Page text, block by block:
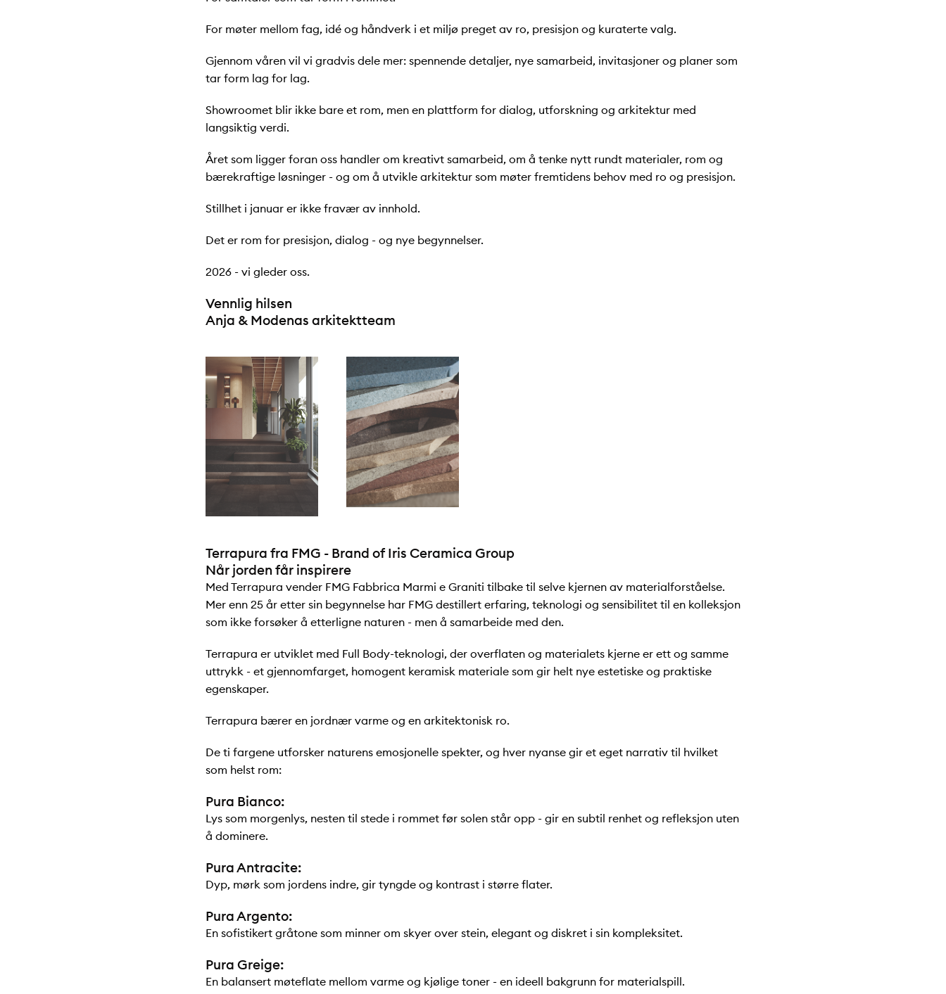
For møter mellom fag, idé og håndverk i et miljø preget av ro, presisjon og kuraterte valg.
Gjennom våren vil vi gradvis dele mer: spennende detaljer, nye samarbeid, invitasjoner og planer som
tar form lag for lag.
Showroomet blir ikke bare et rom, men en plattform for dialog, utforskning og arkitektur med
langsiktig verdi.
Året som ligger foran oss handler om kreativt samarbeid, om å tenke nytt rundt materialer, rom og
bærekraftige løsninger - og om å utvikle arkitektur som møter fremtidens behov med ro og presisjon.
Stillhet i januar er ikke fravær av innhold.
Det er rom for presisjon, dialog - og nye begynnelser.
2026 - vi gleder oss.
Vennlig hilsen
Anja & Modenas arkitektteam
Terrapura fra FMG - Brand of Iris Ceramica Group
Når jorden får inspirere
Med Terrapura vender FMG Fabbrica Marmi e Graniti tilbake til selve kjernen av materialforståelse.
Mer enn 25 år etter sin begynnelse har FMG destillert erfaring, teknologi og sensibilitet til en kolleksjon
som ikke forsøker å etterligne naturen - men å samarbeide med den.
Terrapura er utviklet med Full Body-teknologi, der overflaten og materialets kjerne er ett og samme
uttrykk - et gjennomfarget, homogent keramisk materiale som gir helt nye estetiske og praktiske
egenskaper.
Terrapura bærer en jordnær varme og en arkitektonisk ro.
De ti fargene utforsker naturens emosjonelle spekter, og hver nyanse gir et eget narrativ til hvilket
som helst rom:
Pura Bianco:
Lys som morgenlys, nesten til stede i rommet før solen står opp - gir en subtil renhet og refleksjon uten
å dominere.
Pura Antracite:
Dyp, mørk som jordens indre, gir tyngde og kontrast i større flater.
Pura Argento:
En sofistikert gråtone som minner om skyer over stein, elegant og diskret i sin kompleksitet.
Pura Greige:
En balansert møteflate mellom varme og kjølige toner - en ideell bakgrunn for materialspill.